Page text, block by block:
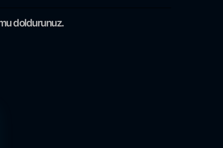
doldurunuz.